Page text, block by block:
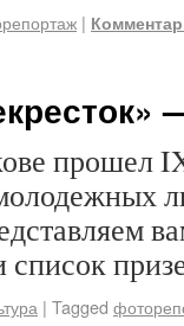
|
прошел
список
| Tagged